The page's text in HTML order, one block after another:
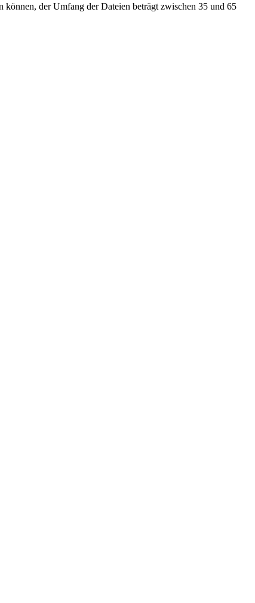
können, der Umfang der Dateien beträgt zwischen 35 und 65